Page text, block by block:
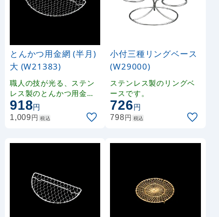
とんかつ用金網 (半月)
大 (W21383)
職人の技が光る、ステン
レス製のとんかつ用金網
です。
918円
1,009円 税込
小付三種リングベース
(W29000)
ステンレス製のリングベ
ースです。
726円
798円 税込